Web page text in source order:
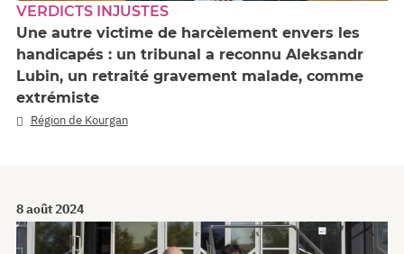
VERDICTS INJUSTES
Une autre victime de harcèlement envers les
handicapés : un tribunal a reconnu Aleksandr
Lubin, un retraité gravement malade, comme
extrémiste
Région de Kourgan
8 août 2024